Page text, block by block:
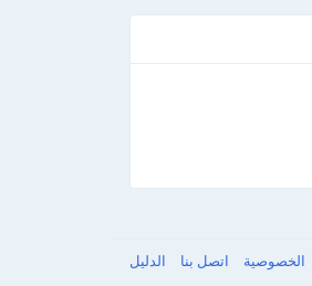
الخصوصية اتصل بنا الدليل